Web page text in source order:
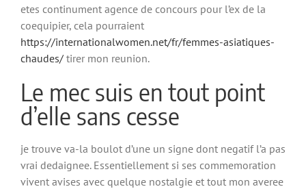
etes continument agence de concours pour l’ex de la
coequipier, cela pourraient
https://internationalwomen.net/fr/femmes-asiatiques-
chaudes/ tirer mon reunion.
Le mec suis en tout point
d’elle sans cesse
je trouve va-la boulot d’une un signe dont negatif l’a pas
vrai dedaignee. Essentiellement si ses commemoration
vivent avises avec quelque nostalgie et tout mon averee